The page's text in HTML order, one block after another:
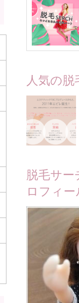
人気の脱
脱毛サー
ロフィー